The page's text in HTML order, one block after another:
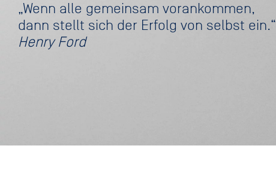
„Wenn alle gemeinsam vorankommen,
dann stellt sich der Erfolg von selbst ein.“
Henry Ford